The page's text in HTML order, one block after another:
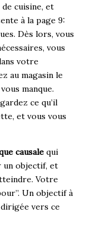
cuisine, et
à la page 9:
Dès lors, vous
vous
votre
au magasin le
manque.
ce qu’il
et vous vous
causale qui
un objectif, et
Votre
Un objectif à
vers ce